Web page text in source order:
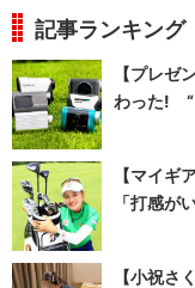
記事ランキング
【プレゼ
わった! “
【マイ
「打感が
【小祝